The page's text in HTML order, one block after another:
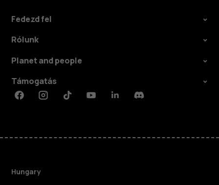
Fedezd fel
Rólunk
Planet and people
Támogatás
FacebookInstagramTiktokYoutubeLinkedinDiscord
Hungary